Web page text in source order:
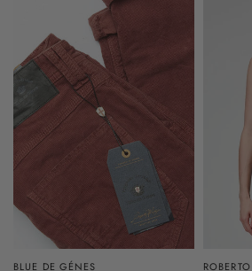
BLUE DE GÉNES